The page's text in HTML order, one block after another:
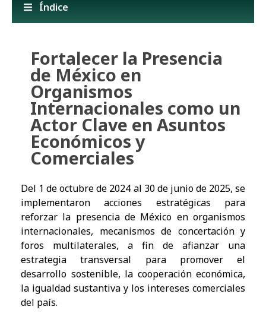
Índice
Fortalecer la Presencia
de México en
Organismos
Internacionales como un
Actor Clave en Asuntos
Económicos y
Comerciales
Del 1 de octubre de 2024 al 30 de junio de 2025, se
implementaron acciones estratégicas para
reforzar la presencia de México en organismos
internacionales, mecanismos de concertación y
foros multilaterales, a fin de afianzar una
estrategia transversal para promover el
desarrollo sostenible, la cooperación económica,
la igualdad sustantiva y los intereses comerciales
del país.